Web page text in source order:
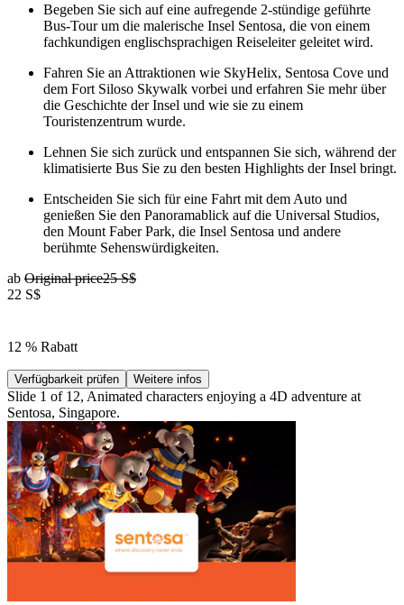
Begeben Sie sich auf eine aufregende 2-stündige geführte
Bus-Tour um die malerische Insel Sentosa, die von einem
fachkundigen englischsprachigen Reiseleiter geleitet wird.
Fahren Sie an Attraktionen wie SkyHelix, Sentosa Cove und
dem Fort Siloso Skywalk vorbei und erfahren Sie mehr über
die Geschichte der Insel und wie sie zu einem
Touristenzentrum wurde.
Lehnen Sie sich zurück und entspannen Sie sich, während der
klimatisierte Bus Sie zu den besten Highlights der Insel bringt.
Entscheiden Sie sich für eine Fahrt mit dem Auto und
genießen Sie den Panoramablick auf die Universal Studios,
den Mount Faber Park, die Insel Sentosa und andere
berühmte Sehenswürdigkeiten.
ab Original price25 S$
22 S$
12 % Rabatt
Verfügbarkeit prüfen Weitere infos
Slide 1 of 12, Animated characters enjoying a 4D adventure at
Sentosa, Singapore.